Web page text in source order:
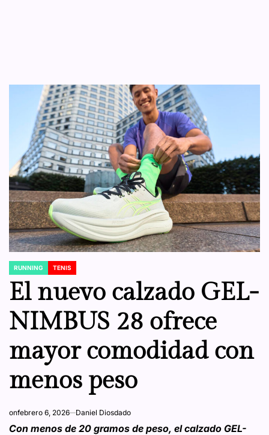
POSTED
IN
RUNNING TENIS
El nuevo calzado GEL-
NIMBUS 28 ofrece
mayor comodidad con
menos peso
onfebrero 6, 2026 Daniel Diosdado
Con menos de 20 gramos de peso, el calzado GEL-